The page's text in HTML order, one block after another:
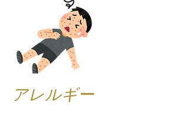
アレルギー